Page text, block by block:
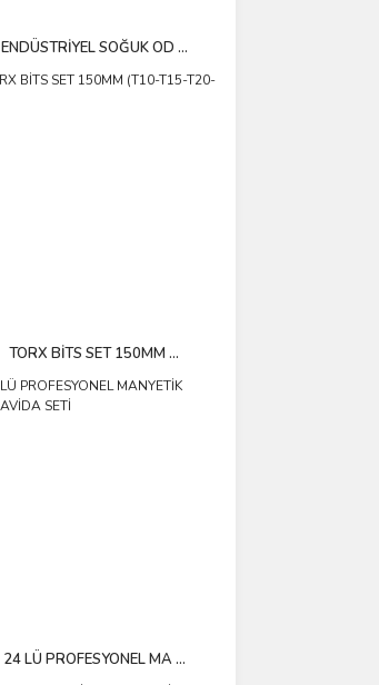
ENDÜSTRİYEL SOĞUK OD ...
TORX BİTS SET 150MM ...
24 LÜ PROFESYONEL MA ...